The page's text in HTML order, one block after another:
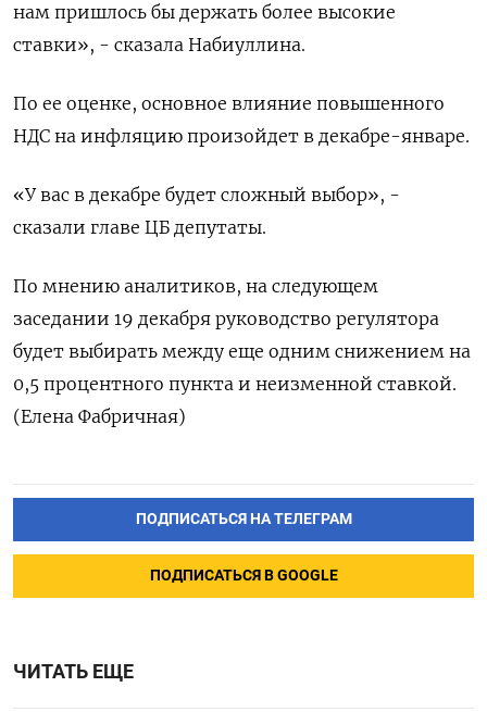
нам пришлось бы держать более высокие
ставки», - сказала Набиуллина.
По ее оценке, основное влияние повышенного
НДС на инфляцию произойдет в декабре-январе.
«У вас в декабре будет сложный выбор», -
сказали главе ЦБ депутаты.
По мнению аналитиков, на следующем
заседании 19 декабря руководство регулятора
будет выбирать между еще одним снижением на
0,5 процентного пункта и неизменной ставкой.
(Елена Фабричная)
ПОДПИСАТЬСЯ НА ТЕЛЕГРАМ
ПОДПИСАТЬСЯ В GOOGLE
ЧИТАТЬ ЕЩЕ